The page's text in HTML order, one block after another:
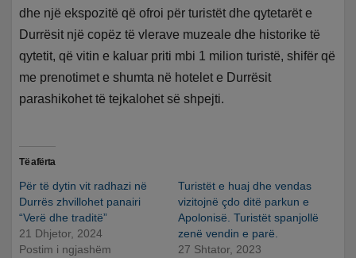
dhe një ekspozitë që ofroi për turistët dhe qytetarët e
Durrësit një copëz të vlerave muzeale dhe historike të
qytetit, që vitin e kaluar priti mbi 1 milion turistë, shifër që
me prenotimet e shumta në hotelet e Durrësit
parashikohet të tejkalohet së shpejti.
Të afërta
Për të dytin vit radhazi në
Durrës zhvillohet panairi
“Verë dhe traditë”
21 Dhjetor, 2024
Postim i ngjashëm
Turistët e huaj dhe vendas
vizitojnë çdo ditë parkun e
Apolonisë. Turistët spanjollë
zenë vendin e parë.
27 Shtator, 2023